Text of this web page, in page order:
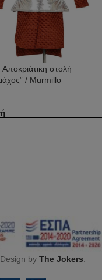
στολή
/ Murmillo
by The Jokers.